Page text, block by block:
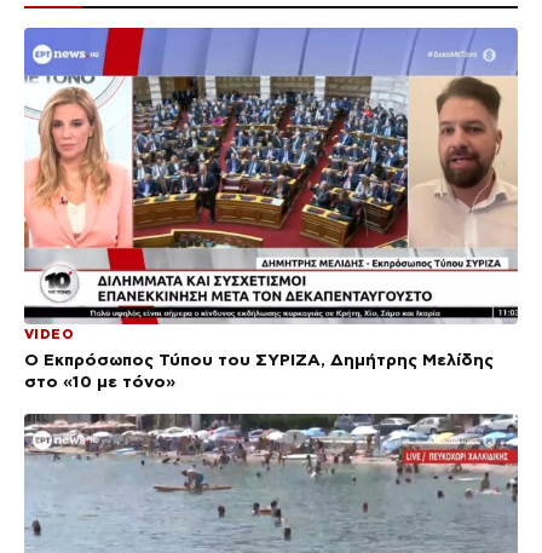
VIDEO
Ο Εκπρόσωπος Τύπου του ΣΥΡΙΖΑ, Δημήτρης Μελίδης
στο «10 με τόνο»